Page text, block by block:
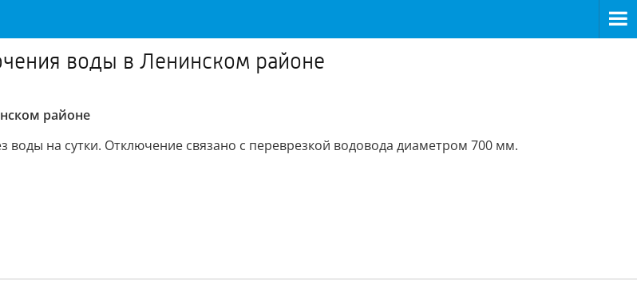
воды в Ленинском районе
районе
воды на сутки. Отключение связано с переврезкой водовода диаметром 700 мм.